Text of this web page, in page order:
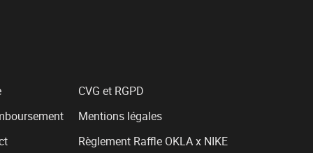
CVG et RGPD
Mentions légales
Règlement Raffle OKLA x NIKE